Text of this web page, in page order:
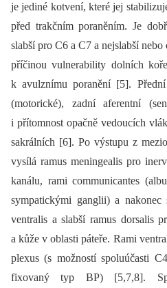
je jediné kotvení, které jej
před trakčním poraněním. Je
slabší pro C6 a C7 a nejslabší
příčinou vulnerability dolních
k avulznímu poranění [5].
(motorické), zadní aferentní
i přítomnost opačně vedoucích
sakrálních [6]. Po výstupu z
vysílá ramus meningealis pro
kanálu, rami communicantes
sympatickými ganglii) a
ventralis a slabší ramus dorsalis
a kůže v oblasti páteře. Rami
plexus (s možností spoluúčasti
fixovaný typ BP) [5,7,8].